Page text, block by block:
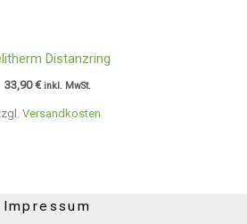
Versandkosten
Distanzring
33,90€ inkl. MwSt.
Impressum